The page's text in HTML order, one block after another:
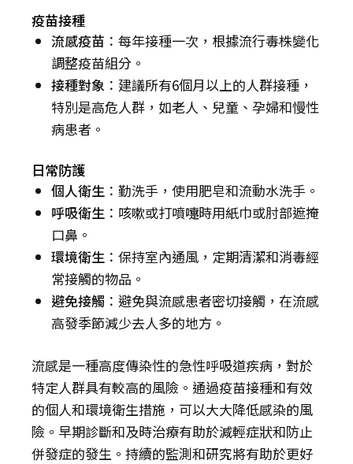
疫苗接種
流感疫苗 ：每年接種一次，根據流行毒株變化
調整疫苗組分。
接種對象 ：建議所有6個月以上的人群接種，
特別是高危人群，如老人、兒童、孕婦和慢性
病患者。
日常防護
個人衛生 ：勤洗手，使用肥皂和流動水洗手。
呼吸衛生 ：咳嗽或打噴嚏時用紙巾或肘部遮掩
口鼻。
環境衛生 ：保持室內通風，定期清潔和消毒經
常接觸的物品。
避免接觸 ：避免與流感患者密切接觸，在流感
高發季節減少去人多的地方。
流感是一種高度傳染性的急性呼吸道疾病，對於
特定人群具有較高的風險。通過疫苗接種和有效
的個人和環境衛生措施，可以大大降低感染的風
險。早期診斷和及時治療有助於減輕症狀和防止
併發症的發生。持續的監測和研究將有助於更好